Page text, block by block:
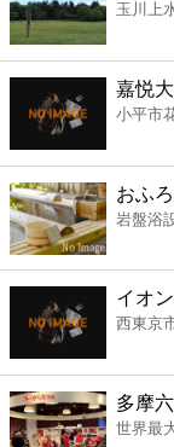
スーパー
エンタメ
レジャー
書店
ファミレス
カフェ
玉川上
嘉悦
小平市
おふ
岩盤浴
イオ
西東京
多摩
世界最